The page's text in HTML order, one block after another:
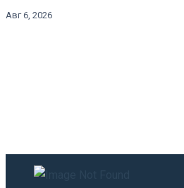
Авг 6, 2026